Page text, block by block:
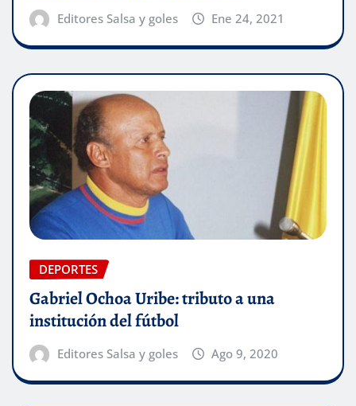
Editores Salsa y goles Ene 24, 2021
DEPORTES
Gabriel Ochoa Uribe: tributo a una
institución del fútbol
Editores Salsa y goles Ago 9, 2020